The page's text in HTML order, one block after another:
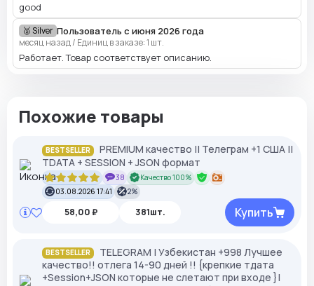
good
🥈 Silver Пользователь с июня 2026 года
месяц назад/ Единиц в заказе: 1 шт.
Работает. Товар соответствует описанию.
Похожие товары
BESTSELLER
PREMIUM качество || Телеграм +1 США ||
TDATA + SESSION + JSON формат
38
Качество 100%
03.08.2026 17:41
2%
58,00 ₽ 381шт. Купить
BESTSELLER
TELEGRAM | Узбекистан +998 Лучшее
качество!! отлега 14-90 дней !! {крепкие тдата
+Session+JSON которые не слетают при входе }|